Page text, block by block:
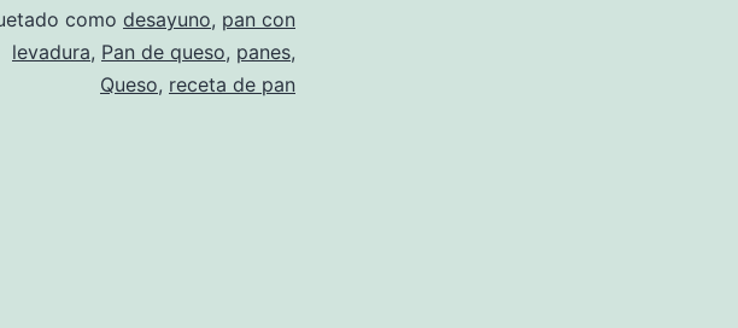
como desayuno, pan con
levadura, Pan de queso, panes,
Queso, receta de pan